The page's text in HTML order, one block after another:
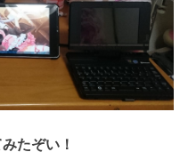
たぞい！